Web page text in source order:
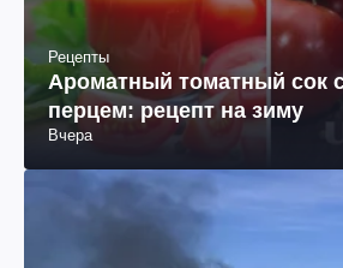
Рецепты
Ароматный томатный сок
перцем: рецепт на зиму
Вчера